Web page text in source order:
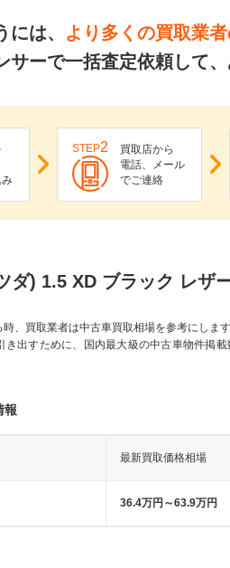
は、 より多くの買取業
サーで一括査定依頼して
STEP2
買取店から
電話、メール
でご連絡
ダ) 1.5 XD ブラック レザ
、買取業者は中古車買取相場を参考にします
き出すために、国内最大級の中古車物件掲
報
最新買取価格相場
36.4万円～63.9万円